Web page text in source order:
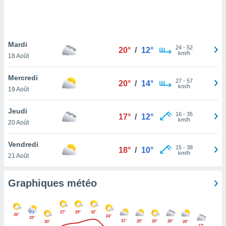
pas
de
à
cas,
que
sur le
ne
Mardi
18 Août
20° / 12° 24- 52
km/h
Mercredi
19 Août
20° / 14° 27- 57
km/h
Jeudi
20 Août
17° / 12° 16- 35
km/h
Vendredi
21 Août
18° / 10° 15- 38
km/h
Graphiques météo
25°
23°
20°
27° 29°
32°
24°
21°
20° 20° 20°
20°